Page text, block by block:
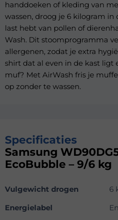
handdoeken of kleding van
wassen, droog je 6 kilogram
last hebt van pollen of
Wash. Dit stoomprogramma
allergenen, zodat je extra
shirt dat al even in de kast ligt
muf? Met AirWash fris je
op zonder te wassen.
Specificaties
Samsung
EcoBubble – 9/6 kg
Vulgewicht drogen
6
Energielabel